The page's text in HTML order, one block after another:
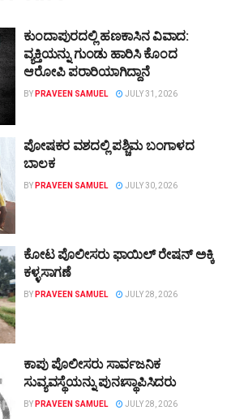
ಕುಂದಾಪುರದಲ್ಲಿ ಹಣಕಾಸಿನ ವಿವಾದ:
ವ್ಯಕ್ತಿಯನ್ನು ಗುಂಡು ಹಾರಿಸಿ ಕೊಂದ
ಆರೋಪಿ ಪರಾರಿಯಾಗಿದ್ದಾನೆ
BY PRAVEEN SAMUEL JULY 31, 2026
ಪೋಷಕರ ವಶದಲ್ಲಿ ಪಶ್ಚಿಮ ಬಂಗಾಳದ
ಬಾಲಕ
BY PRAVEEN SAMUEL JULY 30, 2026
ಕೋಟ ಪೊಲೀಸರು ಫಾಯಿಲ್ ರೇಷನ್ ಅಕ್ಕಿ
ಕಳ್ಳಸಾಗಣೆ
BY PRAVEEN SAMUEL JULY 28, 2026
ಕಾಪು ಪೊಲೀಸರು ಸಾರ್ವಜನಿಕ
ಸುವ್ಯವಸ್ಥೆಯನ್ನು ಪುನಃಸ್ಥಾಪಿಸಿದರು
BY PRAVEEN SAMUEL JULY 28, 2026